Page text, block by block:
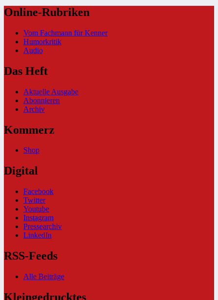
Online-Rubriken
Vom Fachmann für Kenner
Humorkritik
Audio
Das Heft
Aktuelle Ausgabe
Abonnieren
Archiv
Kommerz
Shop
Digital
Facebook
Twitter
Youtube
Instagram
Pressearchiv
LinkedIn
RSS-Feeds
Alle Beiträge
Kleingedrucktes